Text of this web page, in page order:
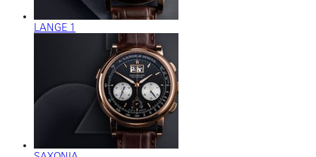
LANGE 1